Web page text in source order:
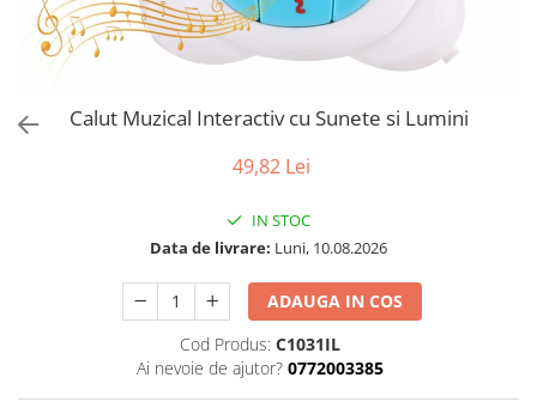
Puzzle
Tablite, Litere si Cifre
Jucarii exterior
Calut Muzical Interactiv cu Sunete si Lumini
49,82 Lei
IN STOC
Data de livrare: Luni, 10.08.2026
ADAUGA IN COS
Cod Produs: C1031IL
Ai nevoie de ajutor? 0772003385